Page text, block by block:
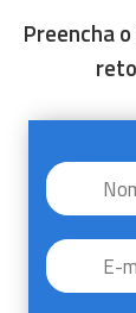
Preencha
Nome
E-
mail